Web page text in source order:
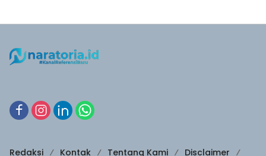
Redaksi Kontak Tentang Kami Disclaimer